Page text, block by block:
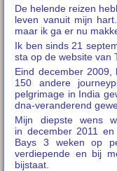
De helende reizen
leven vanuit mijn
maar ik ga er nu
Ik ben sinds 21
sta op de website van
Eind december 2009,
150 andere
pelgrimage in India
dna-veranderend
Mijn diepste wens
in december 2011
Bays 3 weken op
verdiepende en bij
bijstaat.